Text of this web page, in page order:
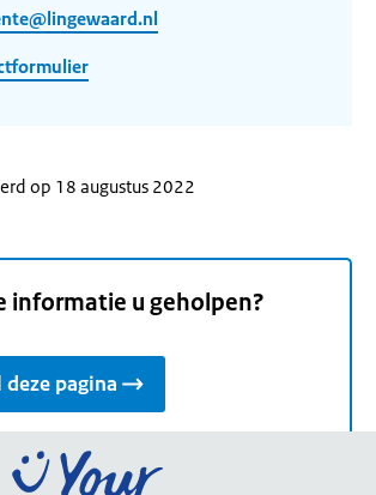
op 18 augustus 2022
informatie u geholpen?
pagina
Ga